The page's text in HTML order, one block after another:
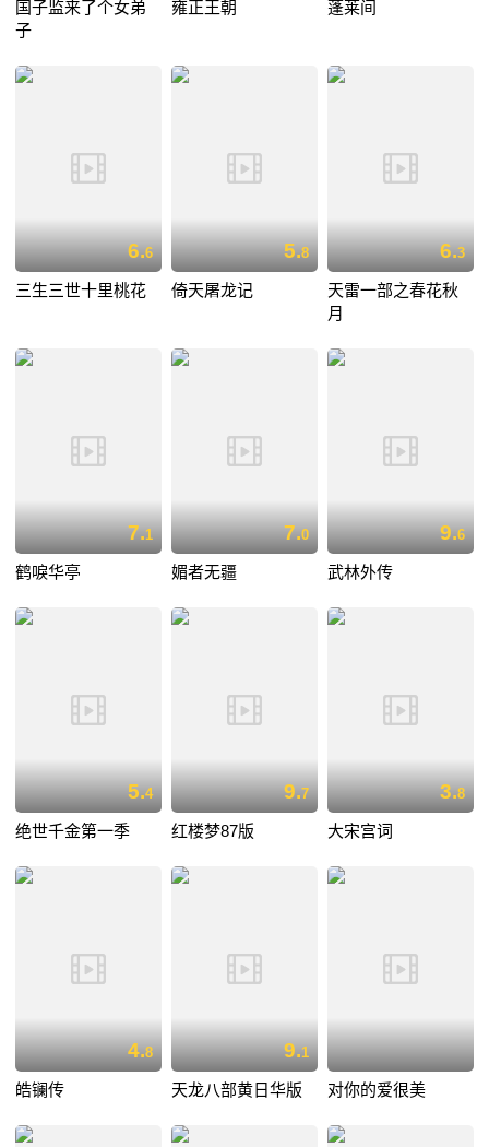
国子监来了个女弟
子
雍正王朝 蓬莱间
6.6
三生三世十里桃花
5.8
倚天屠龙记
6.3
天雷一部之春花秋
月
7.1
鹤唳华亭
7.0
媚者无疆
9.6
武林外传
5.4
绝世千金第一季
9.7
红楼梦87版
3.8
大宋宫词
4.8
皓镧传
9.1
天龙八部黄日华版 对你的爱很美